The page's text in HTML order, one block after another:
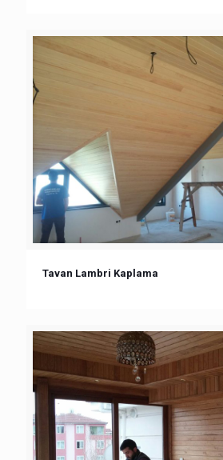
Tavan Lambri Kaplama